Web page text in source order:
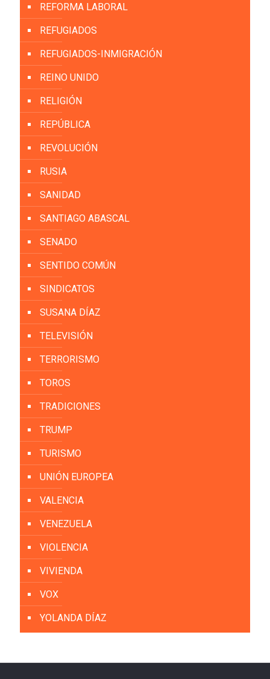
REFORMA LABORAL
REFUGIADOS
REFUGIADOS-INMIGRACIÓN
REINO UNIDO
RELIGIÓN
REPÚBLICA
REVOLUCIÓN
RUSIA
SANIDAD
SANTIAGO ABASCAL
SENADO
SENTIDO COMÚN
SINDICATOS
SUSANA DÍAZ
TELEVISIÓN
TERRORISMO
TOROS
TRADICIONES
TRUMP
TURISMO
UNIÓN EUROPEA
VALENCIA
VENEZUELA
VIOLENCIA
VIVIENDA
VOX
YOLANDA DÍAZ